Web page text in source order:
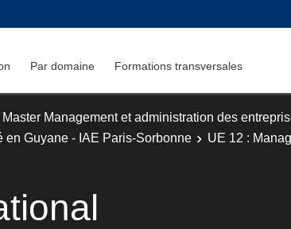
Par domaine Formations transversales
Master Management et administration des
en Guyane - IAE Paris-Sorbonne
UE 12 :